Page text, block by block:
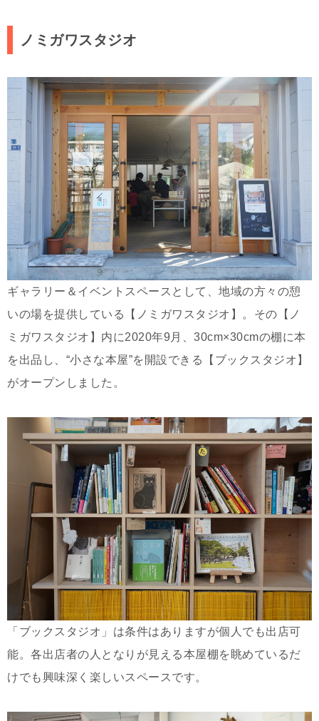
ノミガワスタジオ
ギャラリー＆イベントスペースとして、地域の方々の憩
いの場を提供している【ノミガワスタジオ】。その【ノ
ミガワスタジオ】内に2020年9月、30cm×30cmの棚に本
を出品し、“小さな本屋”を開設できる【ブックスタジオ】
がオープンしました。
「ブックスタジオ」は条件はありますが個人でも出店可
能。各出店者の人となりが見える本屋棚を眺めているだ
けでも興味深く楽しいスペースです。